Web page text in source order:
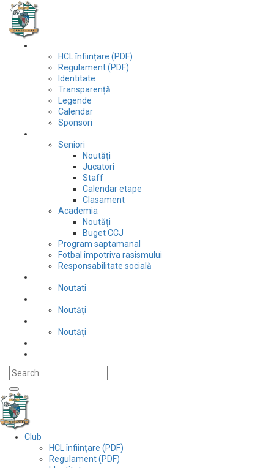
HCL înființare (PDF)
Regulament (PDF)
Identitate
Transparență
Legende
Calendar
Sponsori
Seniori
Noutăți
Jucatori
Staff
Calendar etape
Clasament
Academia
Noutăți
Buget CCJ
Program saptamanal
Fotbal împotriva rasismului
Responsabilitate socială
Noutati
Noutăți
Noutăți
Club
HCL înființare (PDF)
Regulament (PDF)